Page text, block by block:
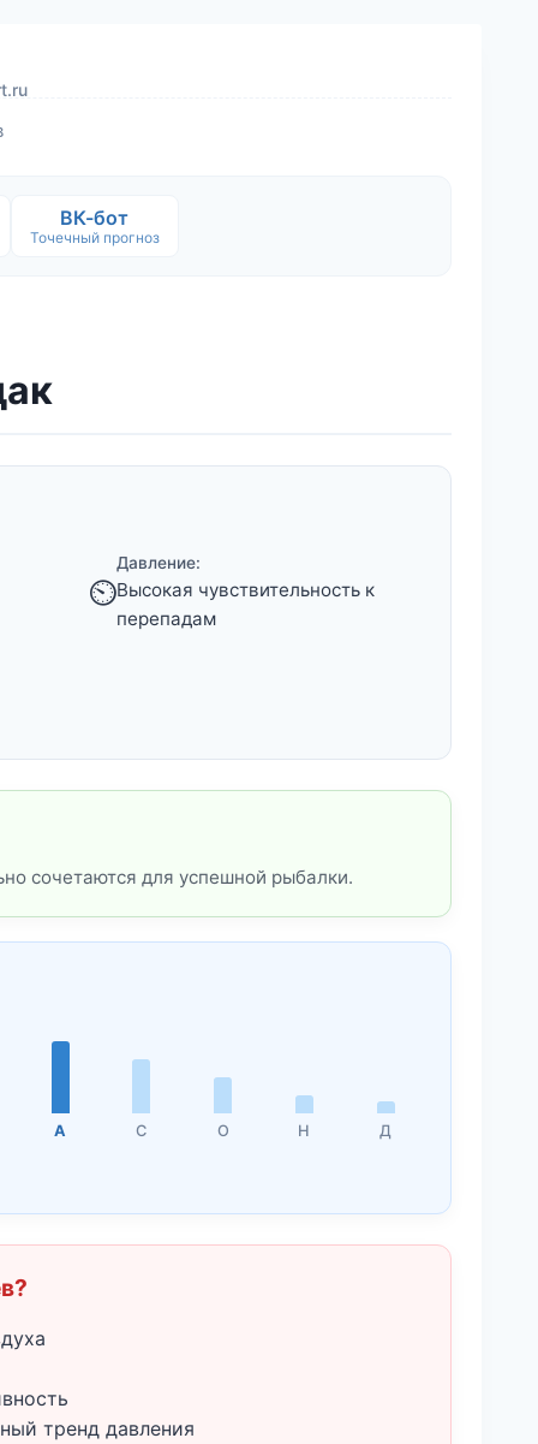
ВК-бот
Точечный прогноз
⏲️
Давление:
Высокая чувствительность к
перепадам
сочетаются для успешной рыбалки.
А С О Н Д
тренд давления